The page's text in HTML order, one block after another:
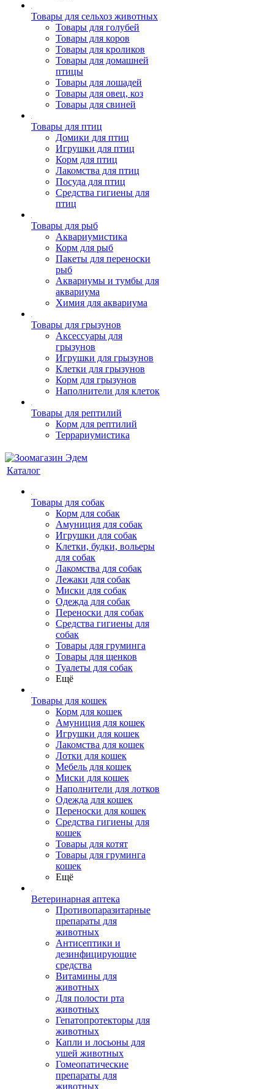
Товары для сельхоз животных
Товары для голубей
Товары для коров
Товары для кроликов
Товары для домашней
птицы
Товары для лошадей
Товары для овец, коз
Товары для свиней
Товары для птиц
Домики для птиц
Игрушки для птиц
Корм для птиц
Лакомства для птиц
Посуда для птиц
Средства гигиены для
птиц
Товары для рыб
Аквариумистика
Корм для рыб
Пакеты для переноски
рыб
Аквариумы и тумбы для
аквариума
Химия для аквариума
Товары для грызунов
Аксессуары для
грызунов
Игрушки для грызунов
Клетки для грызунов
Корм для грызунов
Наполнители для клеток
Товары для рептилий
Корм для рептилий
Террариумистика
Каталог
Товары для собак
Корм для собак
Амуниция для собак
Игрушки для собак
Клетки, будки, вольеры
для собак
Лакомства для собак
Лежаки для собак
Миски для собак
Одежда для собак
Переноски для собак
Средства гигиены для
собак
Товары для груминга
Товары для щенков
Туалеты для собак
Ещё
Товары для кошек
Корм для кошек
Амуниция для кошек
Игрушки для кошек
Лакомства для кошек
Лотки для кошек
Мебель для кошек
Миски для кошек
Наполнители для лотков
Одежда для кошек
Переноски для кошек
Средства гигиены для
кошек
Товары для котят
Товары для груминга
кошек
Ещё
Ветеринарная аптека
Противопаразитарные
препараты для
животных
Антисептики и
дезинфицирующие
средства
Витамины для
животных
Для полости рта
животных
Гепатопротекторы для
животных
Капли и лосьоны для
ушей животных
Гомеопатические
препараты для
животных